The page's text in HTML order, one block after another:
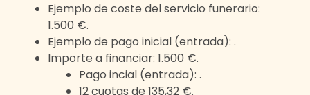
Ejemplo de coste del servicio funerario:
1.500 €.
Ejemplo de pago inicial (entrada): .
Importe a financiar: 1.500 €.
Pago incial (entrada): .
12cuotas de 135,32 €.